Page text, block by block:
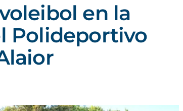
en la
Polideportivo